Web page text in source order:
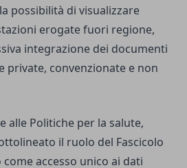
possibilità di visualizzare
erogate fuori regione,
integrazione dei documenti
convenzionate e non
alle Politiche per la salute,
il ruolo del Fascicolo
accesso unico ai dati